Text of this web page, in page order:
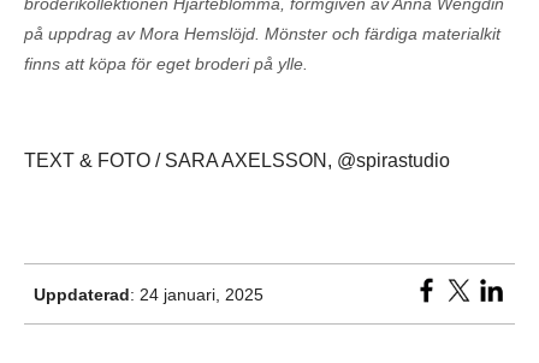
på uppdrag av Mora Hemslöjd. Mönster och färdiga materialkit
finns att köpa för eget broderi på ylle.
TEXT & FOTO / SARA AXELSSON, @spirastudio
Uppdaterad: 24 januari, 2025